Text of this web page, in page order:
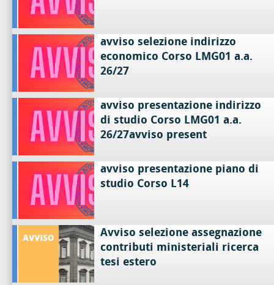
avviso selezione indirizzo
economico Corso LMG01 a.a.
26/27
avviso presentazione indirizzo
di studio Corso LMG01 a.a.
26/27avviso present
avviso presentazione piano di
studio Corso L14
Avviso selezione assegnazione
contributi ministeriali ricerca
tesi estero